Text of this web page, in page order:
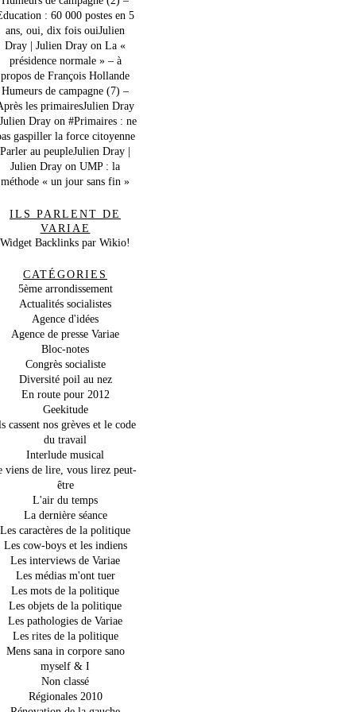
: 60 000 postes en 5
ans, oui, dix fois ouiJulien
Dray | Julien Dray on La «
présidence normale » – à
propos de François Hollande
Humeurs de campagne (7) –
les primairesJulien Dray
Dray on #Primaires : ne
gaspiller la force citoyenne
Parler au peupleJulien Dray |
Julien Dray on UMP : la
méthode « un jour sans fin »
ILS PARLENT DE
VARIAE
Widget Backlinks par Wikio!
CATÉGORIES
5ème arrondissement
Actualités socialistes
Agence d'idées
Agence de presse Variae
Bloc-notes
Congrès socialiste
Diversité poil au nez
En route pour 2012
Geekitude
cassent nos grèves et le code
du travail
Interlude musical
viens de lire, vous lirez peut-
être
L'air du temps
La dernière séance
Les caractères de la politique
Les cow-boys et les indiens
Les interviews de Variae
Les médias m'ont tuer
Les mots de la politique
Les objets de la politique
Les pathologies de Variae
Les rites de la politique
Mens sana in corpore sano
myself & I
Non classé
Régionales 2010